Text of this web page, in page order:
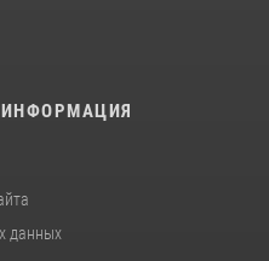
ИНФОРМАЦИЯ
данных